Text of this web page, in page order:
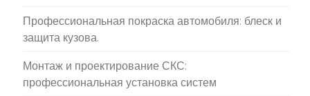
Профессиональная покраска автомобиля: блеск и
защита кузова.
Монтаж и проектирование СКС:
профессиональная установка систем